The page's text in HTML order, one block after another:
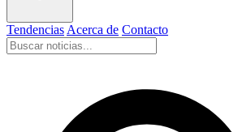
Tendencias Acerca de Contacto